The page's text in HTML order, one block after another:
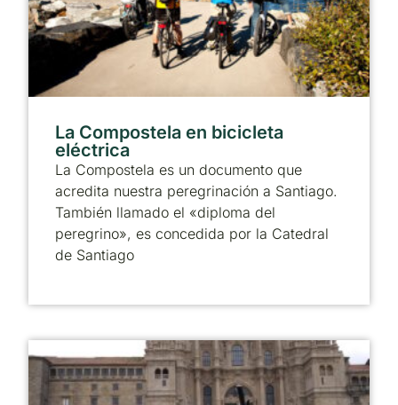
La Compostela en bicicleta
eléctrica
La Compostela es un documento que
acredita nuestra peregrinación a Santiago.
También llamado el «diploma del
peregrino», es concedida por la Catedral
de Santiago